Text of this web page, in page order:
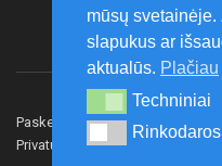
Paskelbk naujieną Rašyti
Privatumo politika
mūsų
slapukus ar
aktualūs. Plačiau
Techniniai
Techniniai
Rinkodaros
Rinkodaros